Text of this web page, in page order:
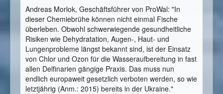
Andreas Morlok, Geschäftsführer von ProWal: "In
dieser Chemiebrühe können nicht einmal Fische
überleben. Obwohl schwerwiegende gesundheitliche
Risiken wie Dehydratation, Augen-, Haut- und
Lungenprobleme längst bekannt sind, ist der Einsatz
von Chlor und Ozon für die Wasseraufbereitung in fast
allen Delfinarien gängige Praxis. Das muss nun
endlich europaweit gesetzlich verboten werden, so wie
letztjährig (Anm.: 2015) bereits in der Ukraine."